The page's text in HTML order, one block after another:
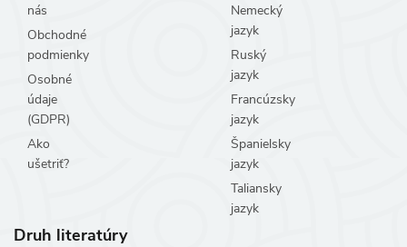
nás
Obchodné
podmienky
Osobné
údaje
(GDPR)
Ako
ušetriť?
Nemecký
jazyk
Ruský
jazyk
Francúzsky
jazyk
Španielsky
jazyk
Taliansky
jazyk
Druh literatúry